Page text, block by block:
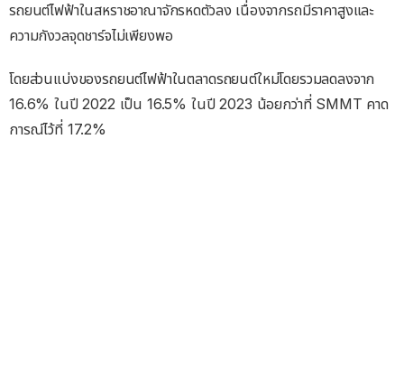
รถยนต์ไฟฟ้าในสหราชอาณาจักรหดตัวลง เนื่องจากรถมีราคาสูงและ
ความกังวลจุดชาร์จไม่เพียงพอ
โดยส่วนแบ่งของรถยนต์ไฟฟ้าในตลาดรถยนต์ใหม่โดยรวมลดลงจาก
16.6% ในปี 2022 เป็น 16.5% ในปี 2023 น้อยกว่าที่ SMMT คาด
การณ์ไว้ที่ 17.2%